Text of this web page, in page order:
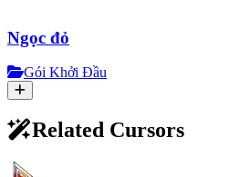
Ngọc đỏ
Gói Khởi Đầu
Related Cursors